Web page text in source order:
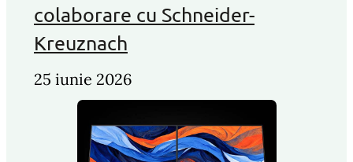
colaborare cu Schneider-
Kreuznach
25 iunie 2026